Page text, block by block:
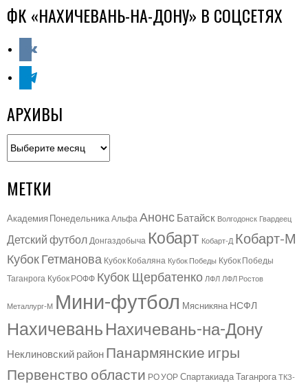
ФК «НАХИЧЕВАНЬ-НА-ДОНУ» В СОЦСЕТЯХ
telegram
АРХИВЫ
МЕТКИ
Академия Понедельника Альфа Анонс Батайск Волгодонск Гвардеец
Детский футбол Донгаздобыча Кобарт Кобарт-Д Кобарт-М
Кубок Гетманова Кубок Кобаляна Кубок Победы Кубок Победы
Таганрога Кубок РОФФ Кубок Щербатенко ЛФЛ ЛФЛ Ростов
Металлург-М Мини-футбол Мясникяна НСФЛ
Нахичевань Нахичевань-на-Дону
Неклиновский район Панармянские игры
Первенство области РО УОР Спартакиада Таганрога ТКЗ-